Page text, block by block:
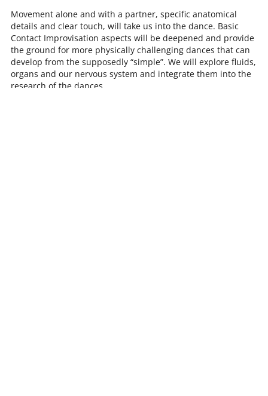
Movement alone and with a partner, specific anatomical
details and clear touch, will take us into the dance. Basic
Contact Improvisation aspects will be deepened and provide
the ground for more physically challenging dances that can
develop from the supposedly “simple”. We will explore fluids,
organs and our nervous system and integrate them into the
research of the dances.